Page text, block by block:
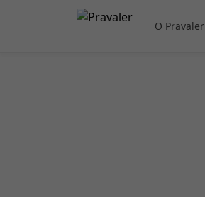
Pular para o conteúdo principal
O Pravaler